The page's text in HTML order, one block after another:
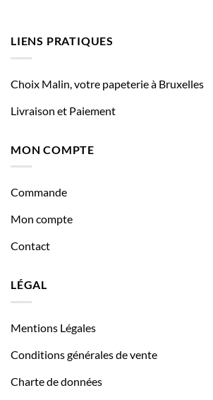
LIENS PRATIQUES
Choix Malin, votre papeterie à Bruxelles
Livraison et Paiement
MON COMPTE
Commande
Mon compte
Contact
LÉGAL
Mentions Légales
Conditions générales de vente
Charte de données